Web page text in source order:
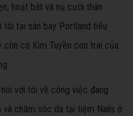
hoạt bát và nụ cười thân
tôi tại sân bay Portland tiểu
còn có Kim Tuyền con trai của
với tôi về công việc đang
và chăm sóc da tại tiệm Nails ở